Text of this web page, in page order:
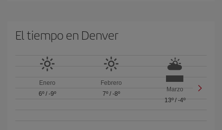
El tiempo en Denver
Enero
6º/ -9º
Febrero
7º/ -8º
Marzo
13º/ -4º